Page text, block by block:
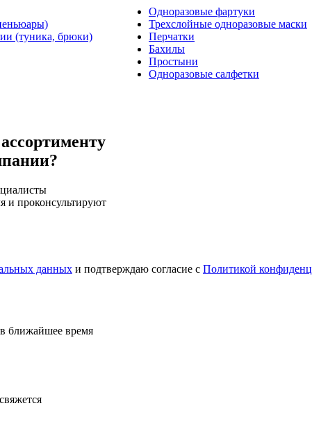
(туника, брюки)
Одноразовые фартуки
Трехслойные одноразовые маски
Перчатки
Бахилы
Простыни
Одноразовые салфетки
и проконсультируют
данных и подтверждаю согласие с Политикой
ближайшее время